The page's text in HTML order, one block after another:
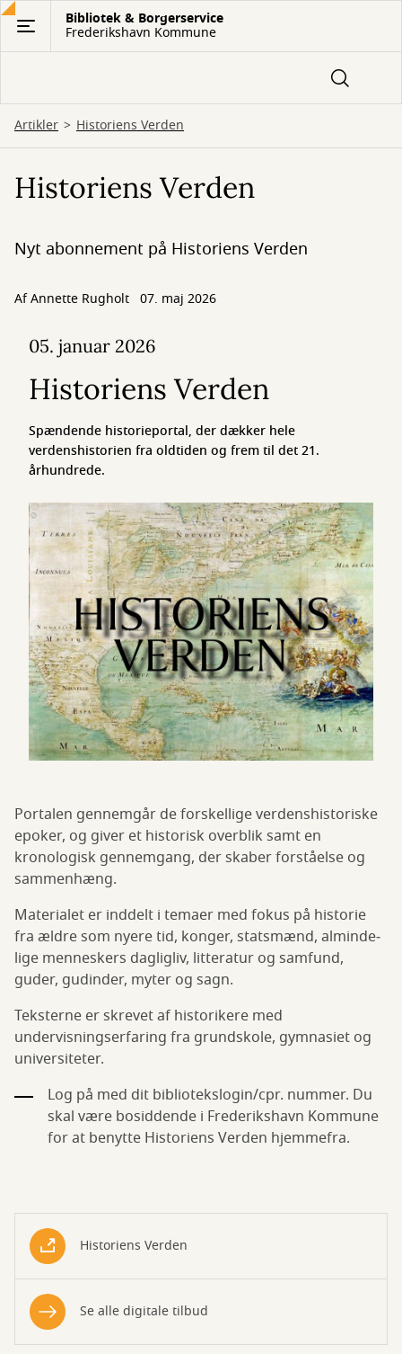
Gå
hovedindhold
Bibliotek & Borgerservice
Frederikshavn Kommune
Artikler Historiens Verden
Historiens Verden
Nyt abonnement på Historiens Verden
AfAnnette Rugholt 07. maj 2026
05. januar 2026
Historiens Verden
Spændende historieportal, der dækker hele
verdenshistorien fra oldtiden og frem til det 21.
århundrede.
Portalen gennemgår de forskellige verdenshistoriske
epoker, og giver et historisk overblik samt en
kronologisk gennemgang, der skaber forståelse og
sammenhæng.
Materialet er inddelt i temaer med fokus på historie
fra ældre som nyere tid, konger, stats­mænd, al­minde­
lige menne­skers dag­lig­liv, litteratur og samfund,
guder, gudinder, myter og sagn.
Teksterne er skrevet af historikere med
undervisningserfaring fra grundskole, gymnasiet og
universiteter.
Log på med dit bibliotekslogin/cpr. nummer. Du
skal være bosiddende i Frederikshavn Kommune
for at benytte Historiens Verden hjemmefra.
Historiens Verden
Se alle digitale tilbud